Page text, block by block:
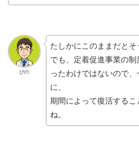
ぴの
たしかにこのままだとそ
でも、定着促進事業の
ったわけではないので、
に、
期間によって復活するこ
ね。